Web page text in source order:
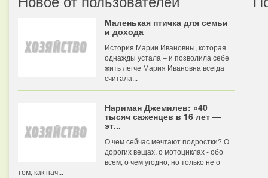
Маленькая птичка для семьи
и дохода
История Марии Ивановны, которая
однажды устала – и позволила себе
жить легче Мария Ивановна всегда
считала...
Нариман Джемилев: «40
тысяч саженцев в 16 лет —
эт...
О чем сейчас мечтают подростки? О
дорогих вещах, о мотоциклах - обо
всем, о чем угодно, но только не о
том, как нач...